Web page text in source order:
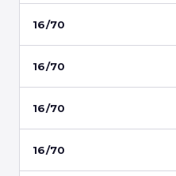
16/70
16/70
16/70
16/70